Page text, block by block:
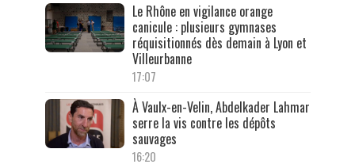
Le Rhône en vigilance orange
canicule : plusieurs gymnases
réquisitionnés dès demain à Lyon et
Villeurbanne
17:07
À Vaulx-en-Velin, Abdelkader Lahmar
serre la vis contre les dépôts
sauvages
16:20